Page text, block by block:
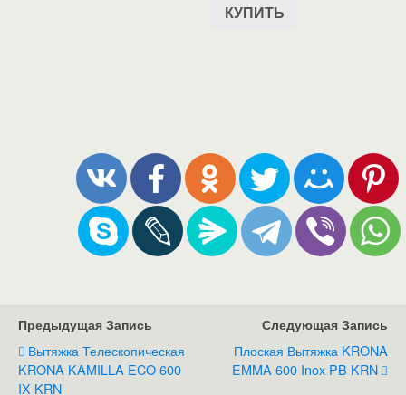
КУПИТЬ
Предыдущая Запись
Вытяжка Телескопическая
KRONA KAMILLA ECO 600
IX KRN
Следующая Запись
Плоская Вытяжка KRONA
EMMA 600 Inox PB KRN